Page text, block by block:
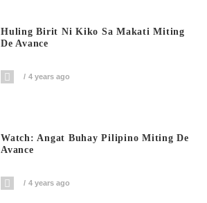
Huling Birit Ni Kiko Sa Makati Miting
De Avance
4 years ago
Watch: Angat Buhay Pilipino Miting De
Avance
4 years ago